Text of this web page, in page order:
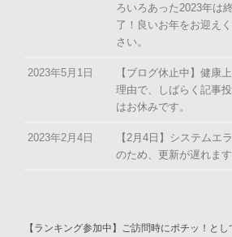
ろいろあった2023年は終
了！良いお年をお迎え
さい。
2023年5月1日
【ブログ休止中】健康
理由で、しばらく記事
はお休みです。
2023年2月4日
【2月4日】システムエ
のため、更新が遅れます
【ランキング参加中】ご訪問時にポチッ！とし